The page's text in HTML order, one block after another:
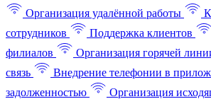
Организация удалённой работы
сотрудников
Поддержка клиентов
филиалов
Организация горячей
связь
Внедрение телефонии в
задолженностью
Организация